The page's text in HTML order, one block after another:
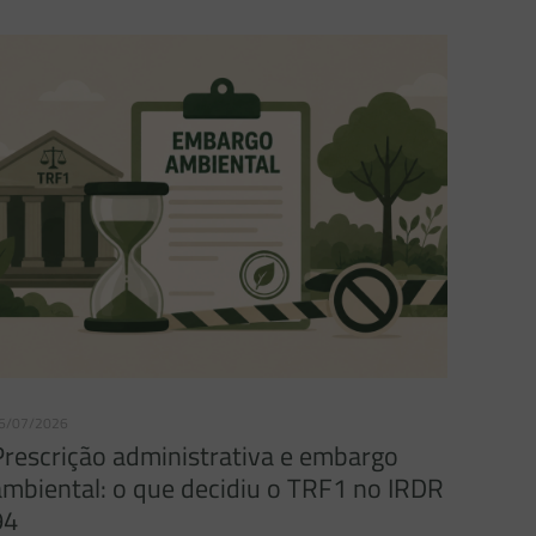
07/2026
administrativa e embargo
o que decidiu o TRF1 no IRDR